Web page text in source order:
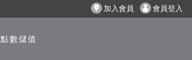
加入會員 會員登入
點數儲值